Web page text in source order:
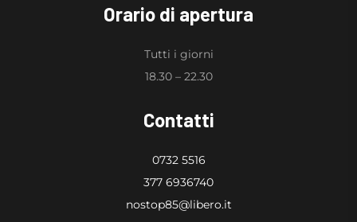
Orario di apertura
Tutti i giorni
18.30 – 22.30
Contatti
0732 5516
377 6936740
nostop85@libero.it